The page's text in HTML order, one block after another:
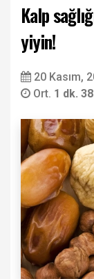
Kalp
yiyin!
20 Kasım,
Ort. 1 dk.